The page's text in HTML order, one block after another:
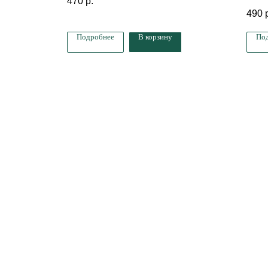
Подробнее В корзину
490